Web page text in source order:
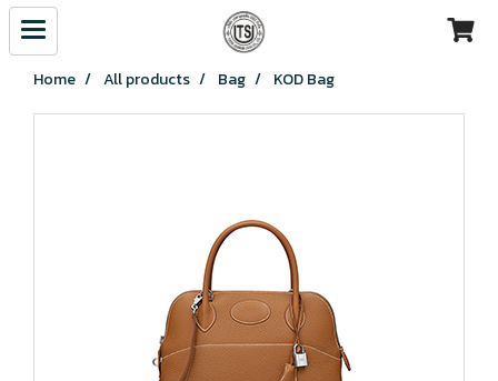
Home All products Bag KOD Bag